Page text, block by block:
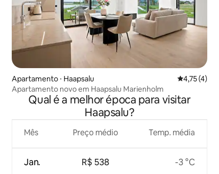
Apartamento ⋅ Haapsalu 4,75 de
4,75 (4)
Apartamento novo em Haapsalu Marienholm
Qual é a melhor época para visitar
Haapsalu?
Mês
Jan.
Preço médio
R$ 538
Temp. média
-3 °C